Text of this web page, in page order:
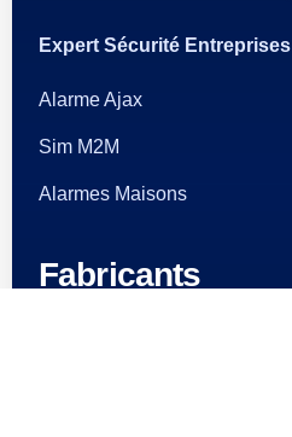
Expert Sécurité Entreprises
Alarme Ajax
Sim M2M
Alarmes Maisons
Fabricants